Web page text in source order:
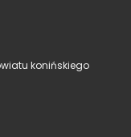
konińskiego